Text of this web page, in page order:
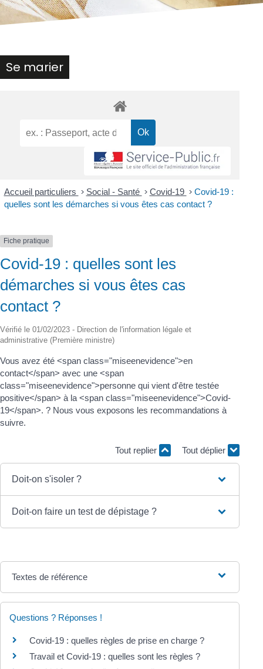
Se marier
Accueil particuliers > Social - Santé > Covid-19 > Covid-19 :
quelles sont les démarches si vous êtes cas contact ?
Fiche pratique
Covid-19 : quelles sont les
démarches si vous êtes cas
contact ?
Vérifié le 01/02/2023 - Direction de l'information légale et
administrative (Première ministre)
Vous avez été <span class="miseenevidence">en
contact</span> avec une <span
class="miseenevidence">personne qui vient d'être testée
positive</span> à la <span class="miseenevidence">Covid-
19</span>. ? Nous vous exposons les recommandations à
suivre.
Tout replier Tout déplier
Doit-on s'isoler ?
Doit-on faire un test de dépistage ?
Textes de référence
Questions ? Réponses !
Covid-19 : quelles règles de prise en charge ?
Travail et Covid-19 : quelles sont les règles ?